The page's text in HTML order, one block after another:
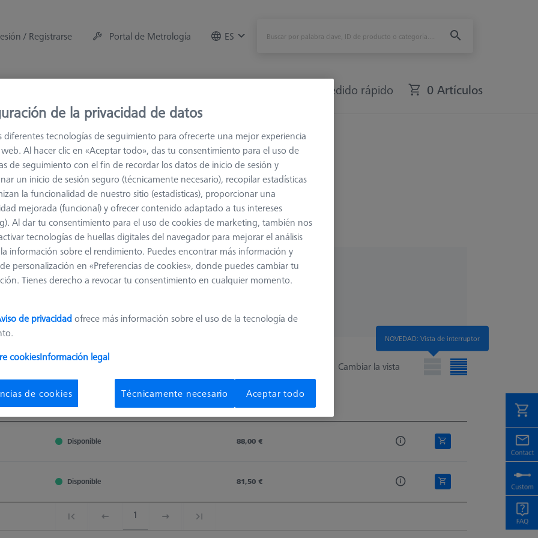
/ Registrarse Portal de Metrología ES
máquina Pedido rápido 0 Artículos
de conexión M3 XXT Contrapeso
Cambiar la vista
Disponibilidad Precio de lista
Disponible 88,00 €
Disponible 81,50 €
1
NOVEDAD: Vista de interruptor
de la privacidad de datos
diferentes tecnologías de seguimiento para ofrecerte una mejor experiencia
Al hacer clic en «Aceptar todo», das tu consentimiento para el uso de
de seguimiento con el fin de recordar los datos de inicio de sesión y
un inicio de sesión seguro (técnicamente necesario), recopilar estadísticas
la funcionalidad de nuestro sitio (estadísticas), proporcionar una
mejorada (funcional) y ofrecer contenido adaptado a tus intereses
Al dar tu consentimiento para el uso de cookies de marketing, también nos
tecnologías de huellas digitales del navegador para mejorar el análisis
información sobre el rendimiento. Puedes encontrar más información y
personalización en «Preferencias de cookies», donde puedes cambiar tu
Tienes derecho a revocar tu consentimiento en cualquier momento.
de privacidadofrece más información sobre el uso de la tecnología de
cookiesInformación legal
de cookies Técnicamente necesario Aceptar todo